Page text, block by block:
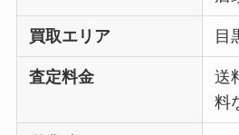
買取エリア 目
査定料金
送
料